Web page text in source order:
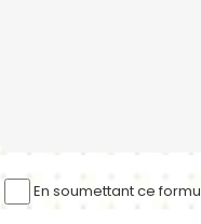
En soumettant ce